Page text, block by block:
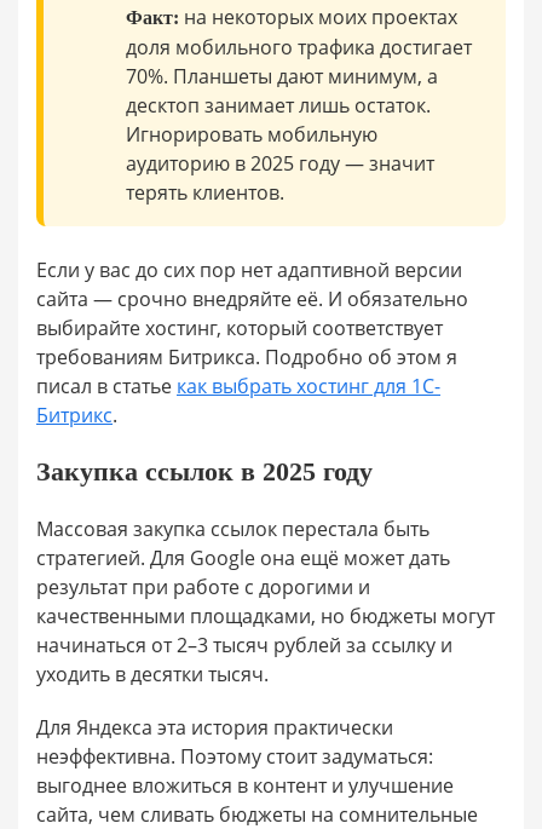
Факт: на некоторых моих проектах
доля мобильного трафика достигает
70%. Планшеты дают минимум, а
десктоп занимает лишь остаток.
Игнорировать мобильную
аудиторию в 2025 году — значит
терять клиентов.
Если у вас до сих пор нет адаптивной версии
сайта — срочно внедряйте её. И обязательно
выбирайте хостинг, который соответствует
требованиям Битрикса. Подробно об этом я
писал в статье как выбрать хостинг для 1С-
Битрикс.
Закупка ссылок в 2025 году
Массовая закупка ссылок перестала быть
стратегией. Для Google она ещё может дать
результат при работе с дорогими и
качественными площадками, но бюджеты могут
начинаться от 2–3 тысяч рублей за ссылку и
уходить в десятки тысяч.
Для Яндекса эта история практически
неэффективна. Поэтому стоит задуматься:
выгоднее вложиться в контент и улучшение
сайта, чем сливать бюджеты на сомнительные